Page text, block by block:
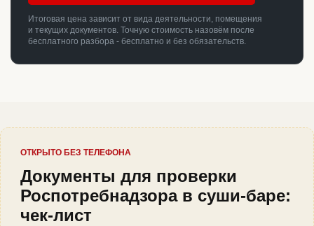
Итоговая цена зависит от вида деятельности, помещения
и текущих документов. Точную стоимость назовём после
бесплатного разбора - бесплатно и без обязательств.
ОТКРЫТО БЕЗ ТЕЛЕФОНА
Документы для проверки
Роспотребнадзора в суши-баре:
чек-лист